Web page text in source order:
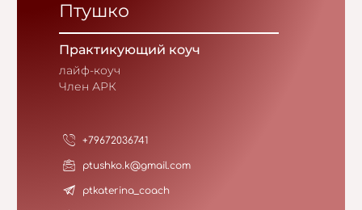
Птушко
Практикующий коуч
лайф-коуч
Член АРК
+79672036741
ptushko.k@gmail.com
ptkaterina_coach